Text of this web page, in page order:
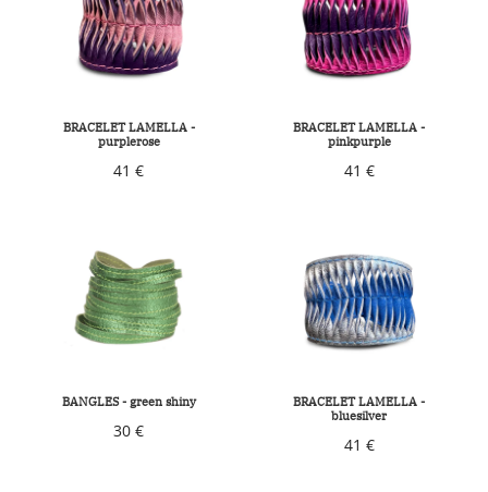
BRACELET LAMELLA -
purplerose
41 €
BRACELET LAMELLA -
pinkpurple
41 €
BANGLES - green shiny
30 €
BRACELET LAMELLA -
bluesilver
41 €